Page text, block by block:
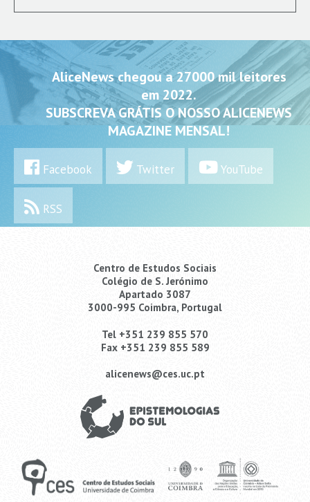
AliceNews chegou a 27000 mil leitores
em 2022.
SUBSCREVA GRÁTIS O NOSSO ALICENEWS
MAGAZINE MENSAL!
Facebook Twitter YouTube
RSS
Centro de Estudos Sociais
Colégio de S. Jerónimo
Apartado 3087
3000-995 Coimbra, Portugal
Tel +351 239 855 570
Fax +351 239 855 589
alicenews@ces.uc.pt